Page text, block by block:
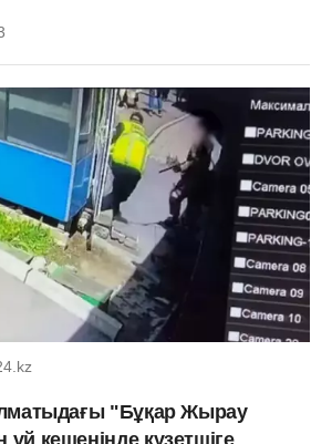
"Бұқар Жырау
кешенінде күзетшіге